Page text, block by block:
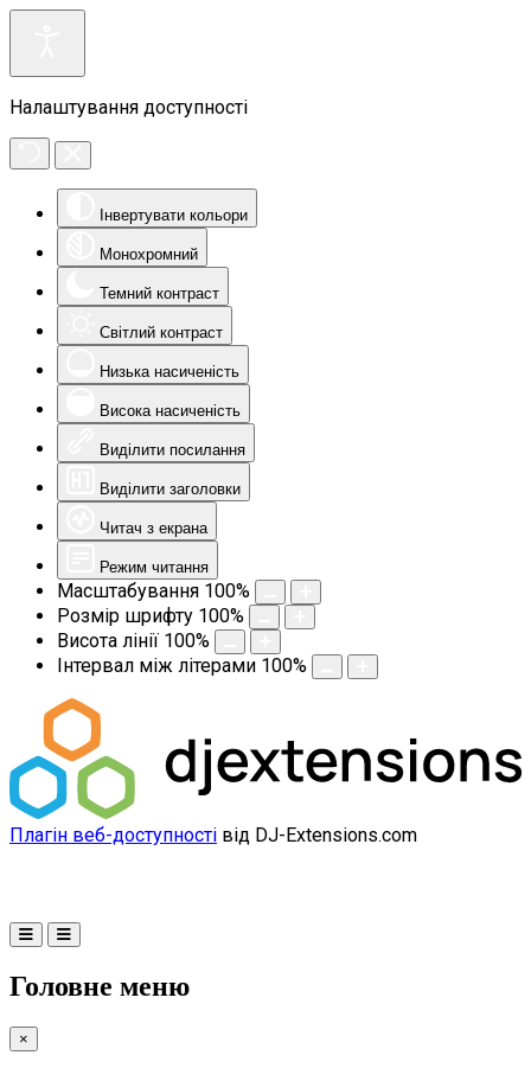
Налаштування доступності
Інвертувати кольори
Монохромний
Темний контраст
Світлий контраст
Низька насиченість
Висока насиченість
Виділити посилання
Виділити заголовки
Читач з екрана
Режим читання
Масштабування 100%
Розмір шрифту 100%
Висота лінії 100%
Інтервал між літерами 100%
Плагін веб-доступності від DJ-Extensions.com
Головне меню
×